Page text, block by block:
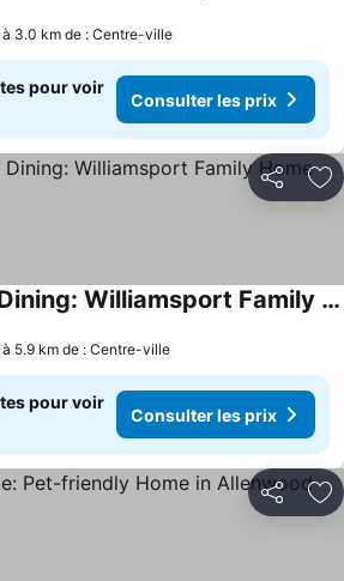
à 3.0 km de : Centre-ville
pour voir
Consulter les prix
Partager
Walk to Parks & Dining: Williamsport Family Home
à 5.9 km de : Centre-ville
pour voir
Consulter les prix
Partager